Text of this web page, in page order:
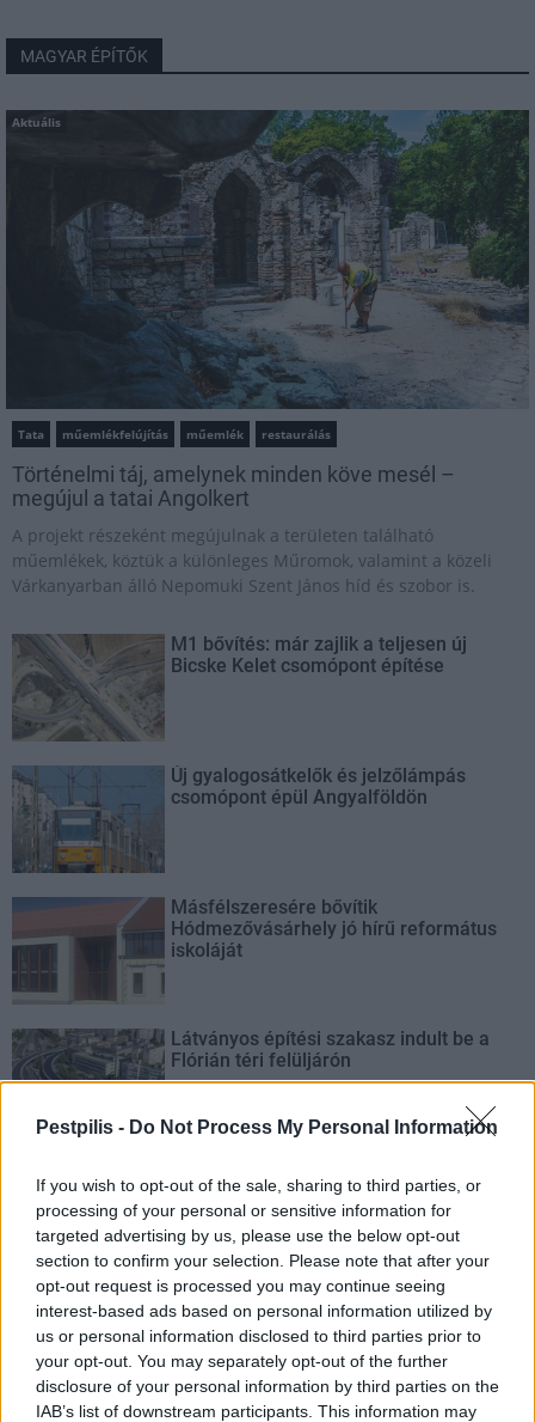
Pestpilis - Do Not Process My Personal Information
If you wish to opt-out of the sale, sharing to third parties, or
processing of your personal or sensitive information for
targeted advertising by us, please use the below opt-out
section to confirm your selection. Please note that after your
opt-out request is processed you may continue seeing
interest-based ads based on personal information utilized by
us or personal information disclosed to third parties prior to
your opt-out. You may separately opt-out of the further
disclosure of your personal information by third parties on the
IAB’s list of downstream participants. This information may
MAGYAR ÉPÍTŐK
Aktuális
Tata műemlékfelújítás műemlék restaurálás
Történelmi táj, amelynek minden köve mesél –
megújul a tatai Angolkert
A projekt részeként megújulnak a területen található
műemlékek, köztük a különleges Műromok, valamint a közeli
Várkanyarban álló Nepomuki Szent János híd és szobor is.
M1 bővítés: már zajlik a teljesen új
Bicske Kelet csomópont építése
Új gyalogosátkelők és jelzőlámpás
csomópont épül Angyalföldön
Másfélszeresére bővítik
Hódmezővásárhely jó hírű református
iskoláját
Látványos építési szakasz indult be a
Flórián téri felüljárón
AJÁNLJUK MÉG
Helyi